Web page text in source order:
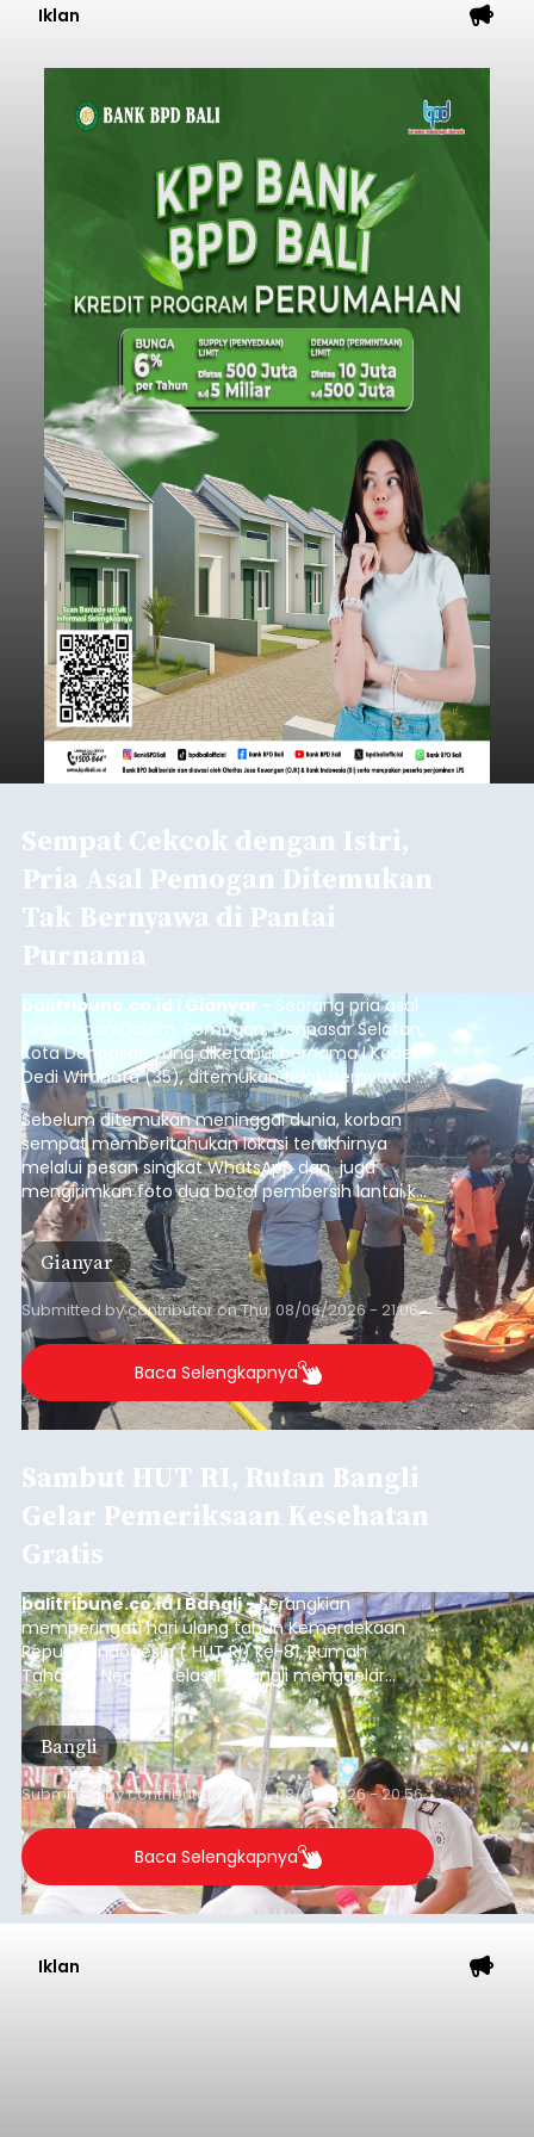
Iklan
Sempat Cekcok dengan Istri,
Pria Asal Pemogan Ditemukan
Tak Bernyawa di Pantai
Purnama
balitribune.co.id I Gianyar - Seorang pria asal
Lingkungan Dalem, Pemogan, Denpasar Selatan,
Kota Denpasar, yang diketahui bernama I Kadek
Dedi Wiranata (35), ditemukan tidak bernyawa di
pesisir Pantai Purnama, Sukawati.
Sebelum ditemukan meninggal dunia, korban
sempat memberitahukan lokasi terakhirnya
melalui pesan singkat WhatsApp dan juga
mengirimkan foto dua botol pembersih lantai ke
istrinya.
Gianyar
Submitted bycontributoronThu, 08/06/2026 - 21:06
Baca Selengkapnya
Sambut HUT RI, Rutan Bangli
Gelar Pemeriksaan Kesehatan
Gratis
balitribune.co.id I Bangli -Serangkian
memperingati hari ulang tahun Kemerdekaan
Republik Indonesia ( HUT RI) ke-81, Rumah
Tahanan Negara Kelas II B Bangli menggelar
kegiatan pemeriksaan kesehatan gratis, Rabu
(6/8/2026).
Bangli
Submitted bycontributor Thu, 08/06/2026 - 20:56
Baca Selengkapnya
Iklan